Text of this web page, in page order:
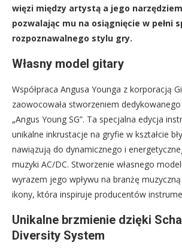
więzi między artystą a jego
pozwalając mu na osiągnięcie w pełni
rozpoznawalnego stylu gry.
Własny model gitary
Współpraca Angusa Younga z korporacją
zaowocowała stworzeniem
„Angus Young SG”. Ta specjalna edycja
unikalne inkrustacje na gryfie w kształcie
nawiązują do dynamicznego i
muzyki AC/DC. Stworzenie własnego
wyrazem jego wpływu na branżę
ikony, która inspiruje producentów
Unikalne brzmienie dzięki
Diversity System